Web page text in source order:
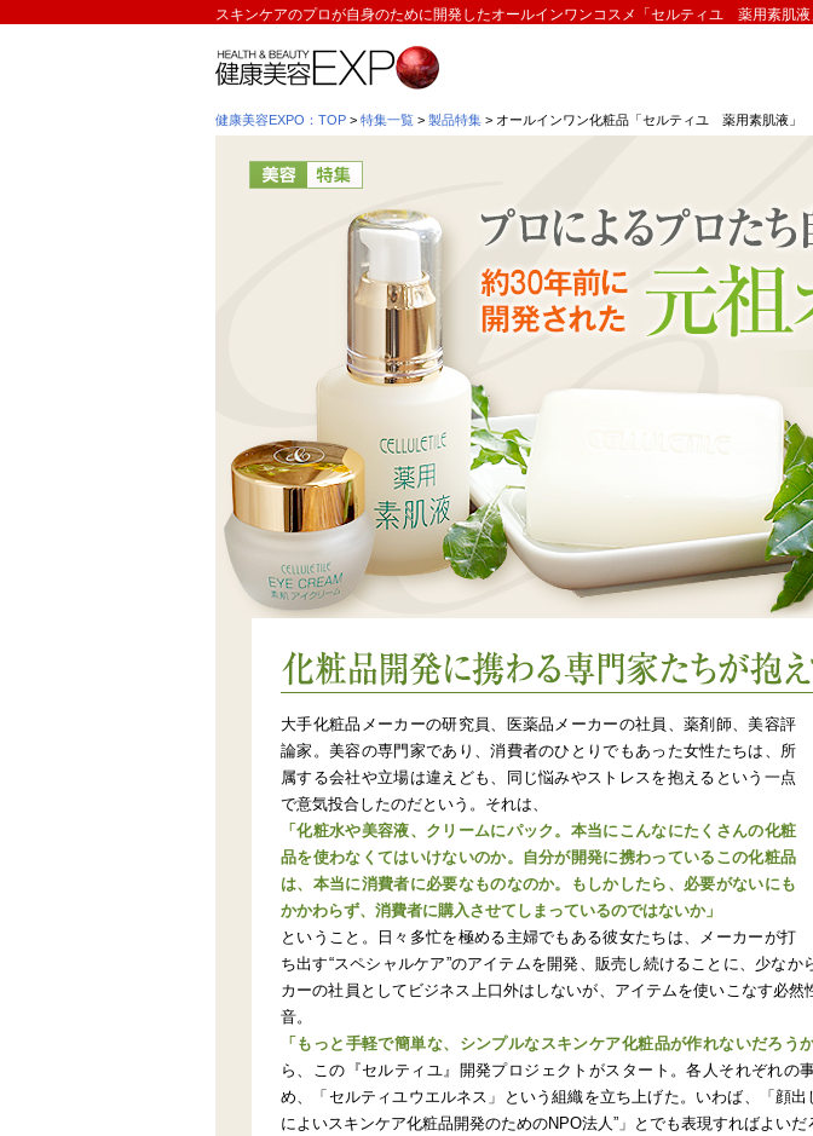
スキンケアのプロが自身のために開発したオールインワンコスメ「セルティユ 薬用素肌液
健康美容EXPO：TOP > 特集一覧 > 製品特集 > オールインワン化粧品「セルティユ 薬用素肌液」
プロによるプロたち自身のための、門外不出の秘蔵っ子。
「CELLULETILE（セルティユ）」
“インターネット上の展示会”でもある当サイトには多くの化粧品メーカーに登録いただい
ランド『セルティユ』も、ある理由によってこれまであまりメディアへの露出がなかっ
上ずっと愛用し続けている元女優へのインタビューでこの商品の魅力を探る。
大手化粧品メーカーの研究員、医薬品メーカーの社員、薬剤師、美容評
論家。美容の専門家であり、消費者のひとりでもあった女性たちは、所
属する会社や立場は違えども、同じ悩みやストレスを抱えるという一点
で意気投合したのだという。それは、
「化粧水や美容液、クリームにパック。本当にこんなにたくさんの化粧
品を使わなくてはいけないのか。自分が開発に携わっているこの化粧品
は、本当に消費者に必要なものなのか。もしかしたら、必要がないにも
かかわらず、消費者に購入させてしまっているのではないか」
ということ。日々多忙を極める主婦でもある彼女たちは、メーカーが打
ち出す“スペシャルケア”のアイテムを開発、販売し続けることに、少な
カーの社員としてビジネス上口外はしないが、アイテムを使いこなす必
音。
「もっと手軽で簡単な、シンプルなスキンケア化粧品が作れないだろうか
ら、この『セルティユ』開発プロジェクトがスタート。各人それぞれの
め、「セルティユウエルネス」という組織を立ち上げた。いわば、「顔出
によいスキンケア化粧品開発のためのNPO法人”」とでも表現すればよい